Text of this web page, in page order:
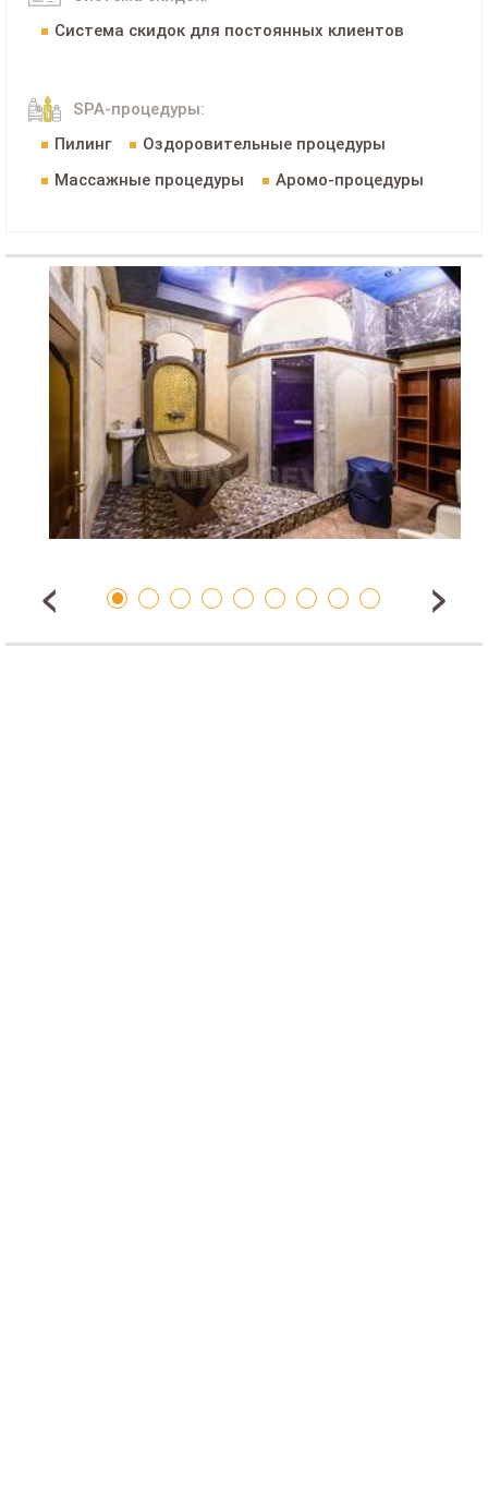
Система скидок для постоянных клиентов
SPA-процедуры:
Пилинг
Оздоровительные процедуры
Массажные процедуры
Аромо-процедуры